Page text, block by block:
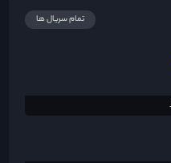
تمام سریال ها